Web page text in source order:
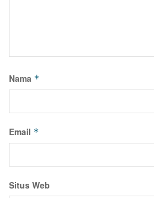
Nama *
Email *
Situs Web